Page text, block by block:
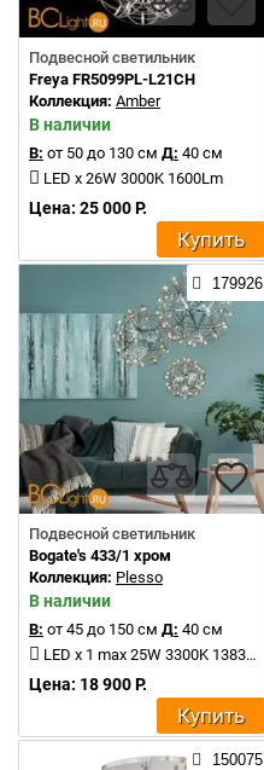
Подвесной светильник
Freya FR5099PL-L21CH
Коллекция: Amber
В наличии
В: от 50 до 130 см Д: 40 см
LED x 26W 3000K 1600Lm
Цена: 25 000 Р.
Купить
179926
Подвесной светильник
Bogate's 433/1 хром
Коллекция: Plesso
В наличии
В: от 45 до 150 см Д: 40 см
LED x 1 max 25W 3300K 1383Lm
Цена: 18 900 Р.
Купить
150075